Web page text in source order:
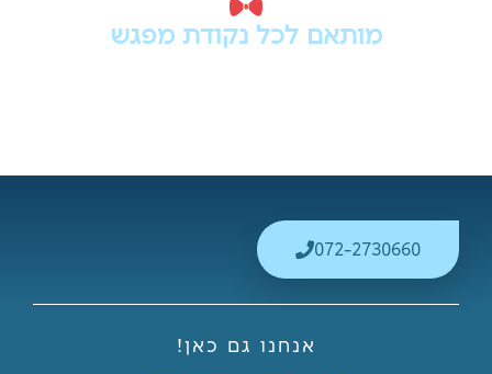
מותאם לכל נקודת מפגש
072-2730660
אנחנו גם כאן!